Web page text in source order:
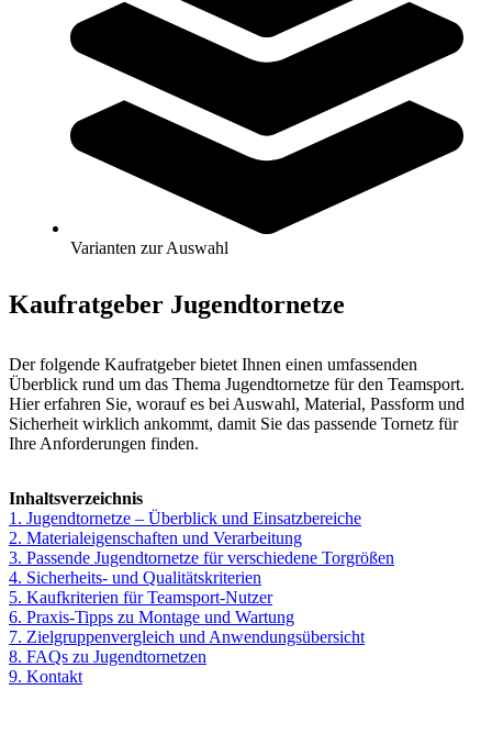
Varianten zur Auswahl
Zum Produkt
Varianten zur Auswahl
Sofort lieferbar
Kategorien & Filter
Sortieren nach
Jugendtornetze für Vereine, Schulen und
Freizeit
Kaufratgeber Jugendtornetze
Der folgende Kaufratgeber bietet Ihnen einen umfassenden
Überblick rund um das Thema Jugendtornetze für den Teamsport.
Hier erfahren Sie, worauf es bei Auswahl, Material, Passform und
Sicherheit wirklich ankommt, damit Sie das passende Tornetz für
Ihre Anforderungen finden.
Inhaltsverzeichnis
1. Jugendtornetze – Überblick und Einsatzbereiche
2. Materialeigenschaften und Verarbeitung
3. Passende Jugendtornetze für verschiedene Torgrößen
4. Sicherheits- und Qualitätskriterien
5. Kaufkriterien für Teamsport-Nutzer
6. Praxis-Tipps zu Montage und Wartung
7. Zielgruppenvergleich und Anwendungsübersicht
8. FAQs zu Jugendtornetzen
9. Kontakt